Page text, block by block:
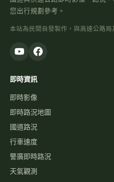
您出行規劃參考。
本站為民間自發製作，與高速公路局
即時資訊
即時影像
即時路況地圖
國道路況
行車速度
警廣即時路況
天氣觀測